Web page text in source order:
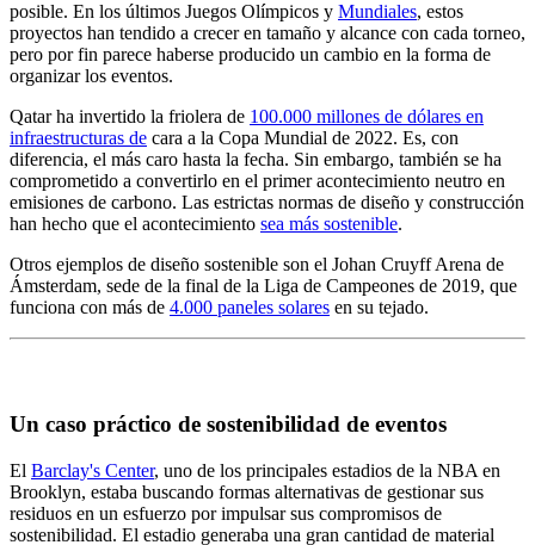
posible. En los últimos Juegos Olímpicos y Mundiales, estos
proyectos han tendido a crecer en tamaño y alcance con cada torneo,
pero por fin parece haberse producido un cambio en la forma de
organizar los eventos.
Qatar ha invertido la friolera de 100.000 millones de dólares en
infraestructuras de cara a la Copa Mundial de 2022. Es, con
diferencia, el más caro hasta la fecha. Sin embargo, también se ha
comprometido a convertirlo en el primer acontecimiento neutro en
emisiones de carbono. Las estrictas normas de diseño y construcción
han hecho que el acontecimiento sea más sostenible.
Otros ejemplos de diseño sostenible son el Johan Cruyff Arena de
Ámsterdam, sede de la final de la Liga de Campeones de 2019, que
funciona con más de 4.000 paneles solares en su tejado.
Un caso práctico de sostenibilidad de eventos
El Barclay's Center, uno de los principales estadios de la NBA en
Brooklyn, estaba buscando formas alternativas de gestionar sus
residuos en un esfuerzo por impulsar sus compromisos de
sostenibilidad. El estadio generaba una gran cantidad de material